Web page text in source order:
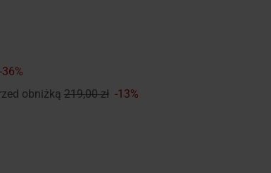
-36%
obniżką 219,00 zł -13%